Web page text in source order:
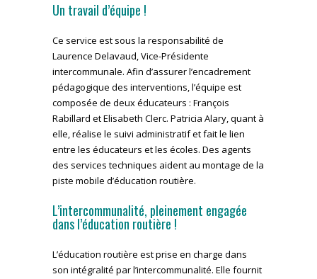
Un travail d’équipe !
Ce service est sous la responsabilité de
Laurence Delavaud, Vice-Présidente
intercommunale. Afin d’assurer l’encadrement
pédagogique des interventions, l’équipe est
composée de deux éducateurs : François
Rabillard et Elisabeth Clerc. Patricia Alary, quant à
elle, réalise le suivi administratif et fait le lien
entre les éducateurs et les écoles. Des agents
des services techniques aident au montage de la
piste mobile d’éducation routière.
L’intercommunalité, pleinement engagée
dans l’éducation routière !
L’éducation routière est prise en charge dans
son intégralité par l’intercommunalité. Elle fournit